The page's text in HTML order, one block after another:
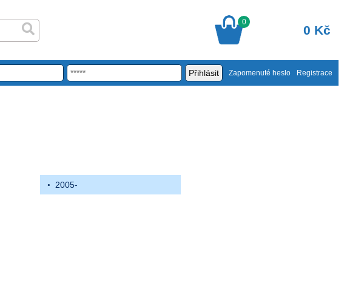
0
0 Kč
Zapomenuté heslo Registrace
2005-